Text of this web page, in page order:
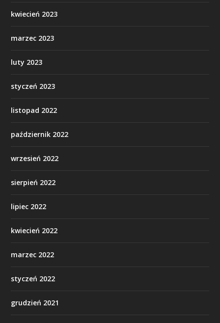
kwiecień 2023
marzec 2023
luty 2023
styczeń 2023
listopad 2022
październik 2022
wrzesień 2022
sierpień 2022
lipiec 2022
kwiecień 2022
marzec 2022
styczeń 2022
grudzień 2021